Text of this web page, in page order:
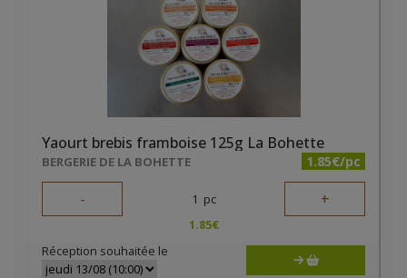
Yaourt brebis framboise 125g La Bohette
BERGERIE DE LA BOHETTE 1.85€/pc
- 1 pc +
1.85€
Réception souhaitée le